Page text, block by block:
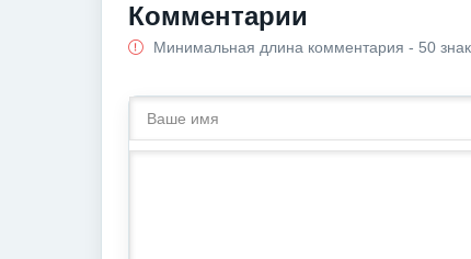
Комментарии
Минимальная длина комментария - 50